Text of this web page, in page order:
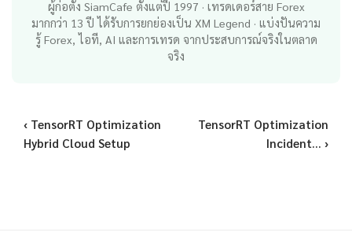
ผู้ก่อตั้ง SiamCafe ตั้งแต่ปี 1997 · เทรดเดอร์สาย Forex
มากกว่า 13 ปี ได้รับการยกย่องเป็น XM Legend · แบ่งปันความ
รู้ Forex, ไอที, AI และการเทรด จากประสบการณ์จริงในตลาด
จริง
‹ TensorRT Optimization
Hybrid Cloud Setup
TensorRT Optimization
Incident... ›